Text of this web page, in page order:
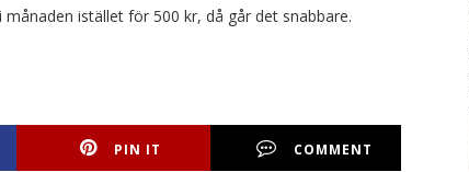
istället för 500 kr, då går det snabbare.
PIN IT COMMENT